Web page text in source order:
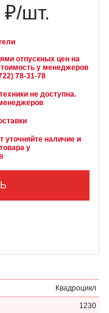
₽/шт.
у менеджеров
не доступна.
уточняйте наличие и
у
Квадроцикл
1230